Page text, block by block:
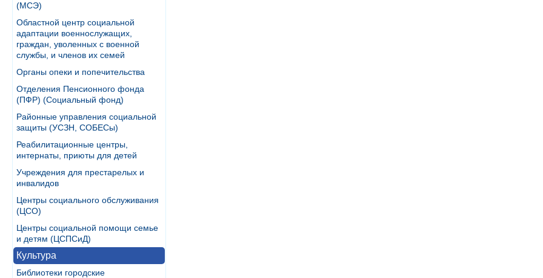
(МСЭ)
Областной центр социальной
адаптации военнослужащих,
граждан, уволенных с военной
службы, и членов их семей
Органы опеки и попечительства
Отделения Пенсионного фонда
(ПФР) (Социальный фонд)
Районные управления социальной
защиты (УСЗН, СОБЕСы)
Реабилитационные центры,
интернаты, приюты для детей
Учреждения для престарелых и
инвалидов
Центры социального обслуживания
(ЦСО)
Центры социальной помощи семье
и детям (ЦСПСиД)
Культура
Библиотеки городские